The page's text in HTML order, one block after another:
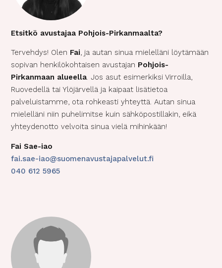
Etsitkö avustajaa Pohjois-Pirkanmaalta?
Tervehdys! Olen Fai, ja autan sinua mielelläni löytämään
sopivan henkilökohtaisen avustajan Pohjois-
Pirkanmaan alueella. Jos asut esimerkiksi Virroilla,
Ruovedellä tai Ylöjärvellä ja kaipaat lisätietoa
palveluistamme, ota rohkeasti yhteyttä. Autan sinua
mielelläni niin puhelimitse kuin sähköpostillakin, eikä
yhteydenotto velvoita sinua vielä mihinkään!
Fai Sae-iao
fai.sae-iao@suomenavustajapalvelut.fi
040 612 5965